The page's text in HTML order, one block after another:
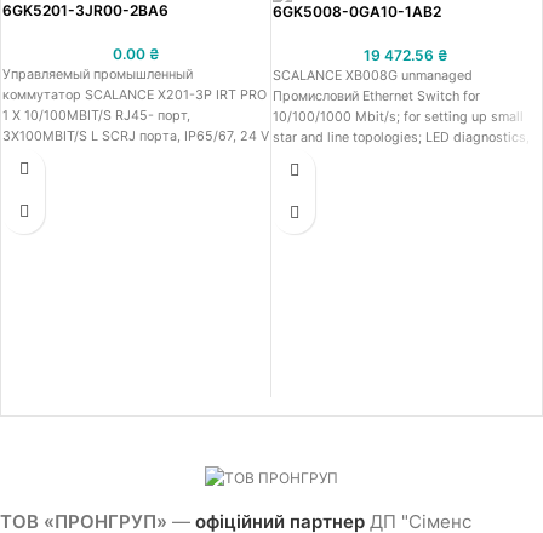
6GK5201-3JR00-2BA6
0.00 ₴
Управляемый промышленный
коммутатор SCALANCE X201-3P IRT PRO
1 X 10/100MBIT/S RJ45- порт,
3X100MBIT/S L SCRJ порта, IP65/67, 24 V
6GK5008-0GA10-1AB2
19 472.56 ₴
SCALANCE XB008G unmanaged
Промисловий Ethernet Switch for
10/100/1000 Mbit/s; for setting up small
star and line topologies; LED diagnostics,
10/100/1000 Mbit/s RJ45 ports electrical
ТОВ «ПРОНГРУП» — офіційний партнер ДП "Сіменс